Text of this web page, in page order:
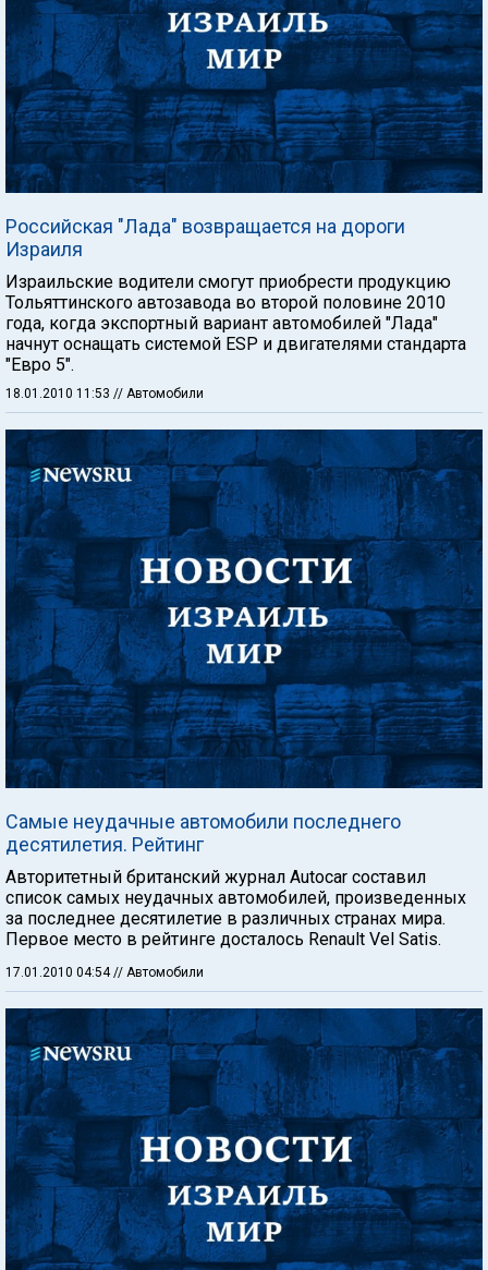
Российская "Лада" возвращается на дороги
Израиля
Израильские водители смогут приобрести продукцию
Тольяттинского автозавода во второй половине 2010
года, когда экспортный вариант автомобилей "Лада"
начнут оснащать системой ESP и двигателями стандарта
"Евро 5".
18.01.2010 11:53 // Автомобили
Самые неудачные автомобили последнего
десятилетия. Рейтинг
Авторитетный британский журнал Autocar составил
список самых неудачных автомобилей, произведенных
за последнее десятилетие в различных странах мира.
Первое место в рейтинге досталось Renault Vel Satis.
17.01.2010 04:54 // Автомобили